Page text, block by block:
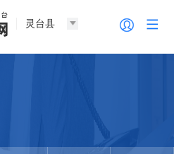
灵台县